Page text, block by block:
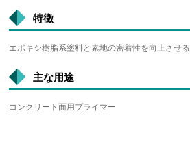
特徴
エポキシ樹脂系塗料と素地の密着性を向上させる
主な用途
コンクリート面用プライマー